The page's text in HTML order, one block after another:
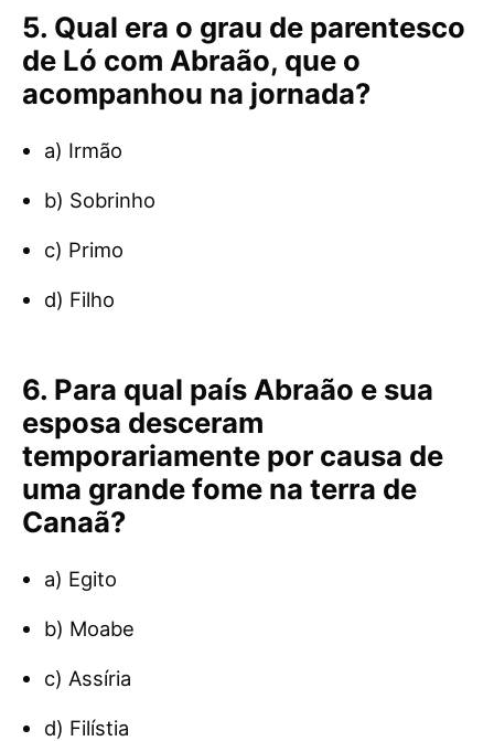
5. Qual era o grau de parentesco
de Ló com Abraão, que o
acompanhou na jornada?
a) Irmão
b) Sobrinho
c) Primo
d) Filho
6. Para qual país Abraão e sua
esposa desceram
temporariamente por causa de
uma grande fome na terra de
Canaã?
a) Egito
b) Moabe
c) Assíria
d) Filístia